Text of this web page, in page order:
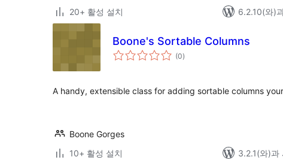
20+ 활성 설치
6.2.10(와)
Boone's Sortable Columns
(0전
체)
A handy, extensible class for adding sortable columns
Boone Gorges
10+ 활성 설치
3.2.1(와)과